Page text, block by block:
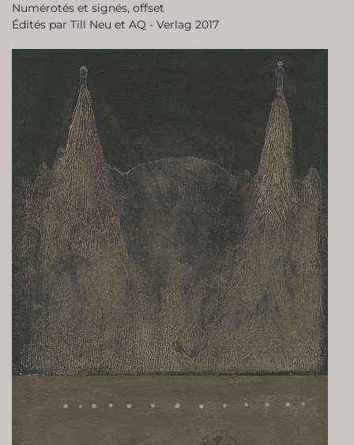
Numérotés et signés, offset
Édités par Till Neu et AQ - Verlag 2017